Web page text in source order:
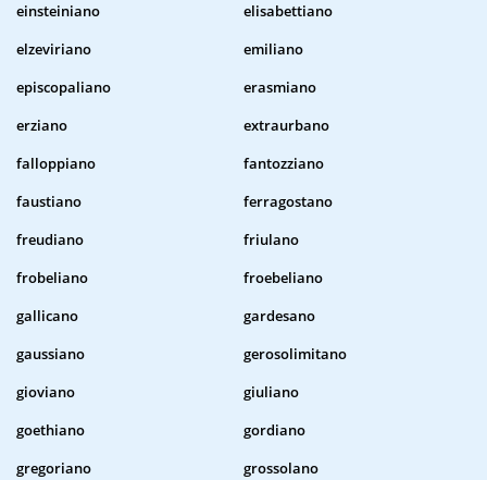
einsteiniano
elisabettiano
elzeviriano
emiliano
episcopaliano
erasmiano
erziano
extraurbano
falloppiano
fantozziano
faustiano
ferragostano
freudiano
friulano
frobeliano
froebeliano
gallicano
gardesano
gaussiano
gerosolimitano
gioviano
giuliano
goethiano
gordiano
gregoriano
grossolano